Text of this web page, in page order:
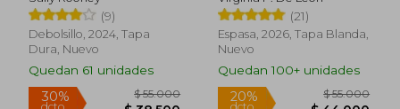
(9)
Debolsillo, 2024, Tapa
Dura, Nuevo
Quedan 61 unidades
(21)
Espasa, 2026, Tapa Blanda,
Nuevo
Quedan 100+ unidades